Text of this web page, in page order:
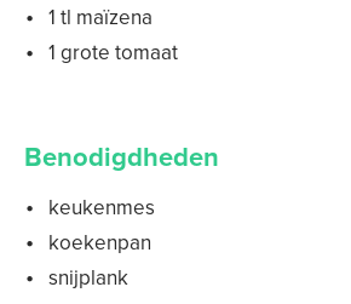
1 tl maïzena
1 grote tomaat
Benodigdheden
keukenmes
koekenpan
snijplank